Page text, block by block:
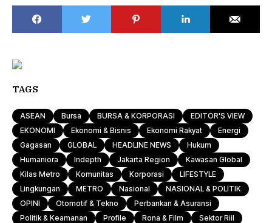
TAGS
ASEAN Bursa BURSA & KORPORASI
EDITOR'S VIEW
EKONOMI
Ekonomi & Bisnis Ekonomi Rakyat
Energi
Gagasan
GLOBAL HEADLINE NEWS
Hukum
Humaniora
Indepth Jakarta Region
Kawasan Global
Kilas Metro
Komunitas Korporasi
LIFESTYLE
Lingkungan
METRO Nasional
NASIONAL & POLITIK
OPINI
Otomotif & Tekno
Perbankan & Asuransi
Politik & Keamanan
Profile Rona & Film Sektor Riil